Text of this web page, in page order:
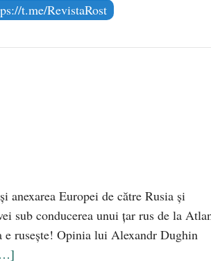
t.me/RevistaRost
anexarea Europei de către Rusia și
sub conducerea unui țar rus de la
rusește! Opinia lui Alexandr Dughin